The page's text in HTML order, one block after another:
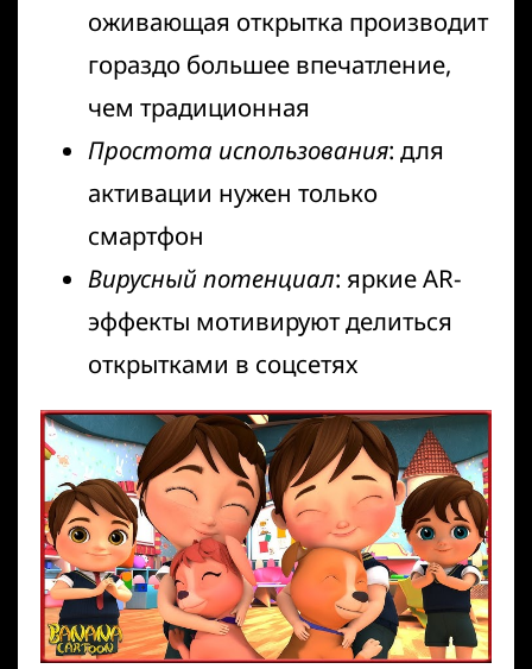
оживающая открытка производит
гораздо большее впечатление,
чем традиционная
Простота использования: для
активации нужен только
смартфон
Вирусный потенциал: яркие AR-
эффекты мотивируют делиться
открытками в соцсетях